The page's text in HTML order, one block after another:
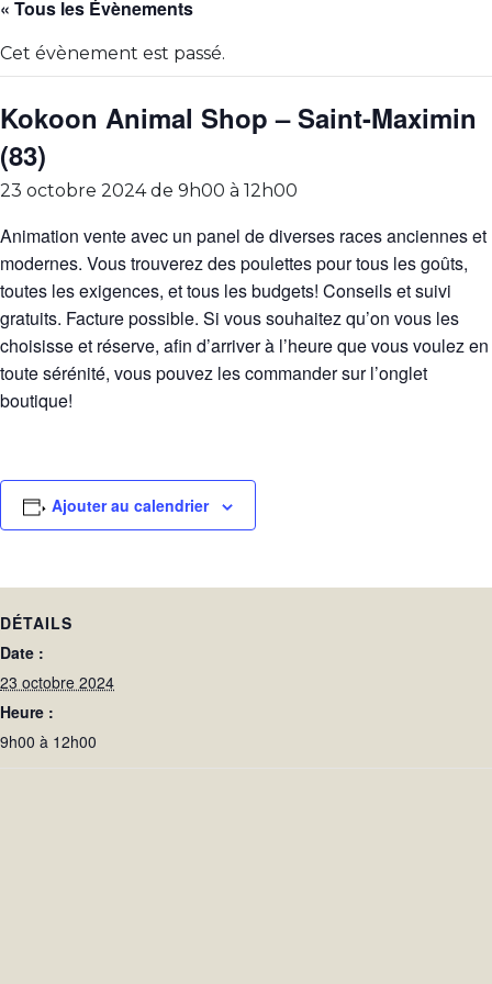
« Tous les Évènements
Cet évènement est passé.
Kokoon Animal Shop – Saint-Maximin
(83)
23 octobre 2024 de 9h00 à 12h00
Animation vente avec un panel de diverses races anciennes et
modernes. Vous trouverez des poulettes pour tous les goûts,
toutes les exigences, et tous les budgets! Conseils et suivi
gratuits. Facture possible. Si vous souhaitez qu’on vous les
choisisse et réserve, afin d’arriver à l’heure que vous voulez en
toute sérénité, vous pouvez les commander sur l’onglet
boutique!
Ajouter au calendrier
DÉTAILS
Date :
23 octobre 2024
Heure :
9h00 à 12h00